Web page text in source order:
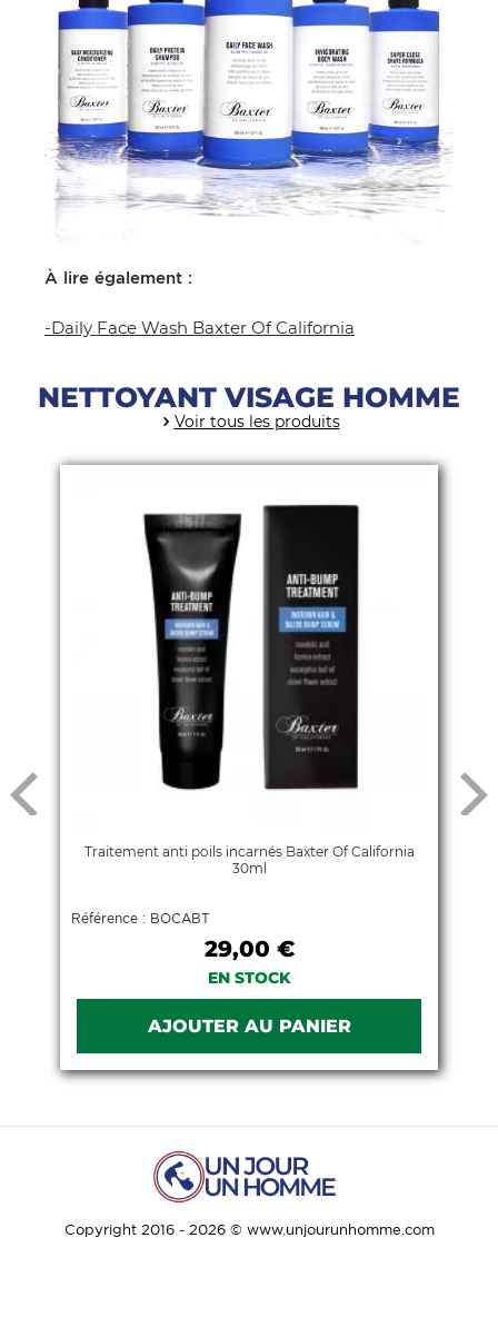
À lire également :
-Daily Face Wash Baxter Of California
NETTOYANT VISAGE HOMME
Voir tous les produits
Traitement anti poils incarnés Baxter Of California
30ml
Référence : BOCABT
29,00 €
EN STOCK
Copyright 2016 - 2026 © www.unjourunhomme.com